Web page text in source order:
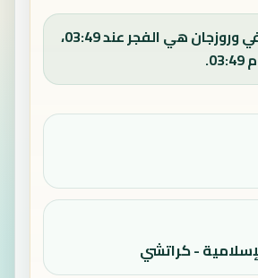
الصلاة القادمة في وروزجان هي الفجر عند 03:49،
- كراتشي